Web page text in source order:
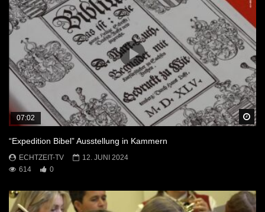
07:02
“Expedition Bibel” Ausstellung in Kammern
ECHTZEIT-TV
12. JUNI 2024
614
0